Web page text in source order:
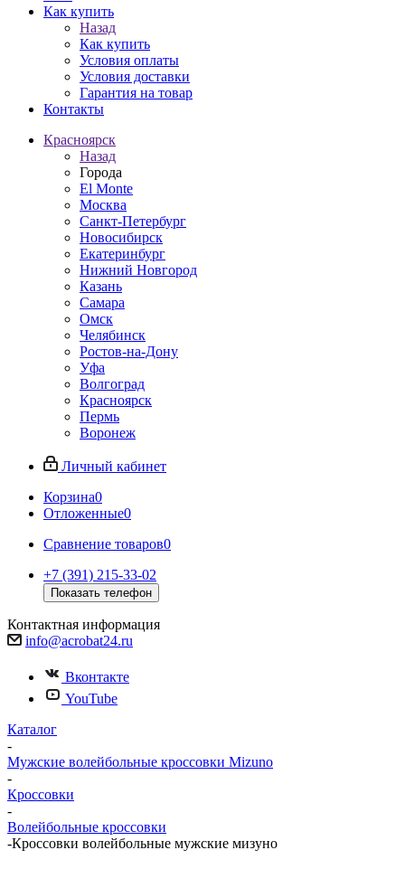
Как купить
Назад
Как купить
Условия оплаты
Условия доставки
Гарантия на товар
Контакты
Красноярск
Назад
Города
El Monte
Москва
Санкт-Петербург
Новосибирск
Екатеринбург
Нижний Новгород
Казань
Самара
Омск
Челябинск
Ростов-на-Дону
Уфа
Волгоград
Красноярск
Пермь
Воронеж
Личный кабинет
Корзина0
Отложенные0
Сравнение товаров0
+7 (391) 215-33-02
Показать телефон
Контактная информация
info@acrobat24.ru
Вконтакте
YouTube
Каталог
-
Мужские волейбольные кроссовки Mizuno
-
Кроссовки
-
Волейбольные кроссовки
-Кроссовки волейбольные мужские мизуно